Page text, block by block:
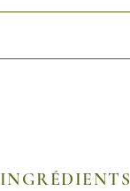
INGRÉDIENTS